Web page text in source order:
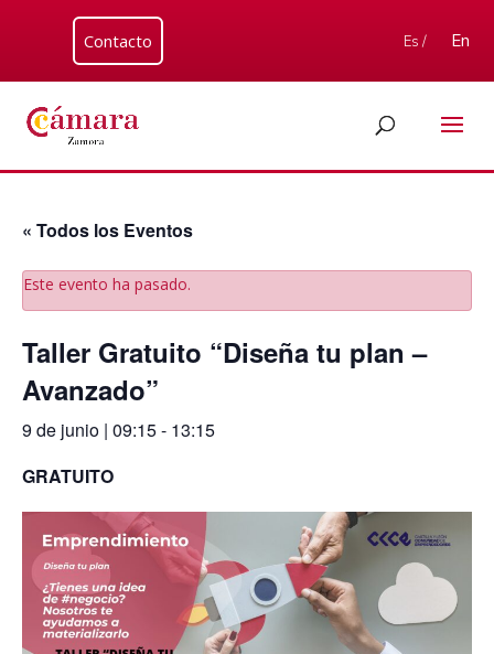
Contacto Es / En
« Todos los Eventos
Este evento ha pasado.
Taller Gratuito “Diseña tu plan –
Avanzado”
9 de junio | 09:15- 13:15
GRATUITO